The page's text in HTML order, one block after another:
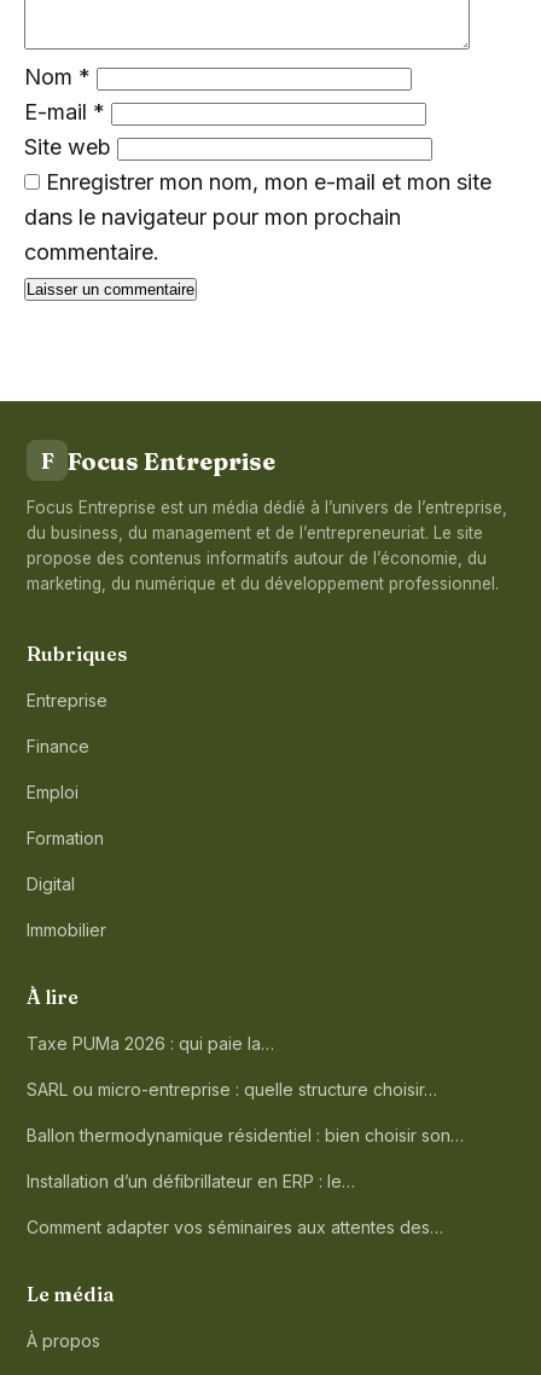
Nom *
E-mail *
Site web
Enregistrer mon nom, mon e-mail et mon site
dans le navigateur pour mon prochain
commentaire.
F Focus Entreprise
Focus Entreprise est un média dédié à l’univers de l’entreprise,
du business, du management et de l’entrepreneuriat. Le site
propose des contenus informatifs autour de l’économie, du
marketing, du numérique et du développement professionnel.
Rubriques
Entreprise
Finance
Emploi
Formation
Digital
Immobilier
À lire
Taxe PUMa 2026 : qui paie la…
SARL ou micro-entreprise : quelle structure choisir…
Ballon thermodynamique résidentiel : bien choisir son…
Installation d’un défibrillateur en ERP : le…
Comment adapter vos séminaires aux attentes des…
Le média
À propos